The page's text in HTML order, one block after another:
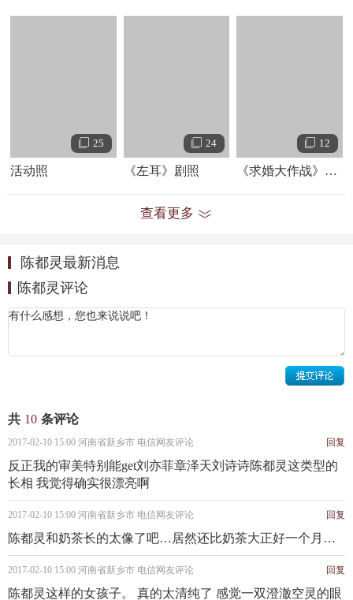
2016年1月23日 ，电影《双生》开机；3月8日，在2015年
中国网红排行榜中排名第43名。11月，陈都灵出演的校园爱
陈都灵个人资料简介 陈都灵参演电视剧《求婚大作战》
清秀的外表和身上散发出的书卷气被诸多网友推到了“女神排
甜美的样貌获得一片称赞。电影《左耳》中，陈都灵的打扮
也相当低调，很符合苏有朋形容的美好恬静。生活中的她除
了清纯，就是朴素与美丽。（深圳晚报、金陵晚报、凤凰教
25
活动照
24
《左耳》剧照
12
《求婚大作战》剧照
查看更多
陈都灵最新消息
陈都灵评论
共 10 条评论
2017-02-10 15:00 河南省新乡市 电信网友评论 回复
反正我的审美特别能get刘亦菲章泽天刘诗诗陈都灵这类型的
长相 我觉得确实很漂亮啊
2017-02-10 15:00 河南省新乡市 电信网友评论 回复
陈都灵和奶茶长的太像了吧…居然还比奶茶大正好一个月… ​
2017-02-10 15:00 河南省新乡市 电信网友评论 回复
陈都灵这样的女孩子。 真的太清纯了 感觉一双澄澈空灵的眼